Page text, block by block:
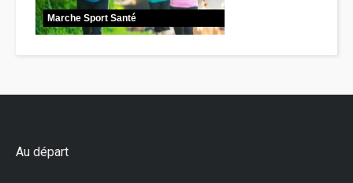
Marche Sport Santé
Au départ